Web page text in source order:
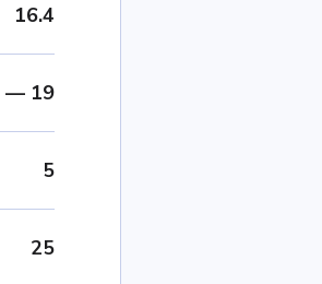
16.4
— 19
5
25